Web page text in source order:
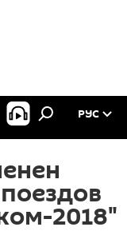
РУС
2018"